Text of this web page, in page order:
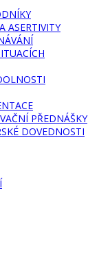
ASERTIVITY
PŘEDNÁŠKY
DOVEDNOSTI